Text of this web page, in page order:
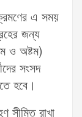
এ সময়
জন্য
ও অষ্টম)
সংসদ
হবে।
সীমিত রাখা